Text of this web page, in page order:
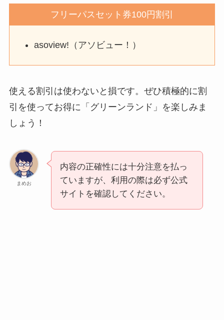
フリーパスセット券100円割引
asoview!（アソビュー！）
使える割引は使わないと損です。ぜひ積極的に割
引を使ってお得に「グリーンランド」を楽しみま
しょう！
まめお
内容の正確性には十分注意を払っ
ていますが、利用の際は必ず公式
サイトを確認してください。